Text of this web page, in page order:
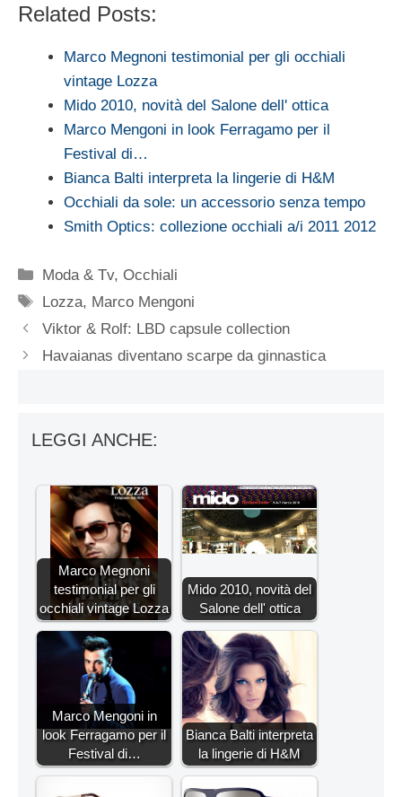
Related Posts:
Marco Megnoni testimonial per gli occhiali
vintage Lozza
Mido 2010, novità del Salone dell' ottica
Marco Mengoni in look Ferragamo per il
Festival di…
Bianca Balti interpreta la lingerie di H&M
Occhiali da sole: un accessorio senza tempo
Smith Optics: collezione occhiali a/i 2011 2012
Categorie
Moda & Tv,Occhiali
Tag
Lozza, Marco Mengoni
Viktor & Rolf: LBD capsule collection
Havaianas diventano scarpe da ginnastica
LEGGI ANCHE:
Marco Megnoni
testimonial per gli
occhiali vintage Lozza
Mido 2010, novità del
Salone dell' ottica
Marco Mengoni in
look Ferragamo per il
Festival di…
Bianca Balti interpreta
la lingerie di H&M